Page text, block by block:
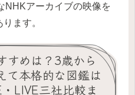
NHKアーカイブの映像を
ます。
すめは？3歳から
て本格的な図鑑は
LIVE三社比較ま